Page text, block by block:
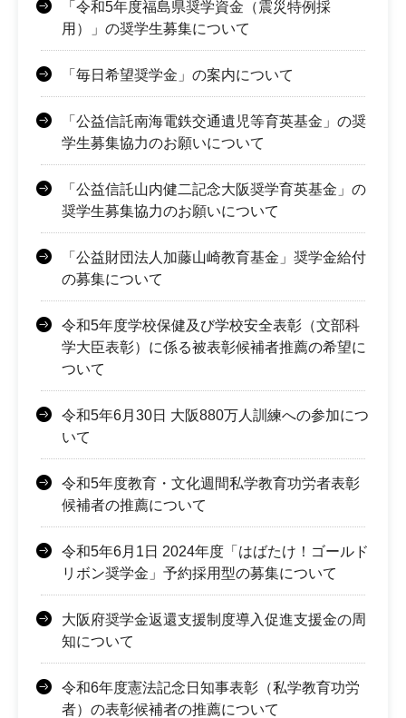
「令和5年度福島県奨学資金（震災特例採
用）」の奨学生募集について
「毎日希望奨学金」の案内について
「公益信託南海電鉄交通遺児等育英基金」の奨
学生募集協力のお願いについて
「公益信託山内健二記念大阪奨学育英基金」の
奨学生募集協力のお願いについて
「公益財団法人加藤山崎教育基金」奨学金給付
の募集について
令和5年度学校保健及び学校安全表彰（文部科
学大臣表彰）に係る被表彰候補者推薦の希望に
ついて
令和5年6月30日 大阪880万人訓練への参加につ
いて
令和5年度教育・文化週間私学教育功労者表彰
候補者の推薦について
令和5年6月1日 2024年度「はばたけ！ゴールド
リボン奨学金」予約採用型の募集について
大阪府奨学金返還支援制度導入促進支援金の周
知について
令和6年度憲法記念日知事表彰（私学教育功労
者）の表彰候補者の推薦について